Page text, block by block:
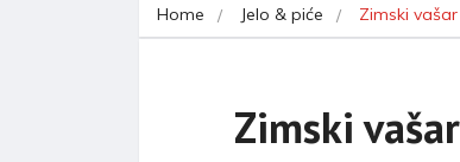
Home Jelo & piće Zimski
Zimski